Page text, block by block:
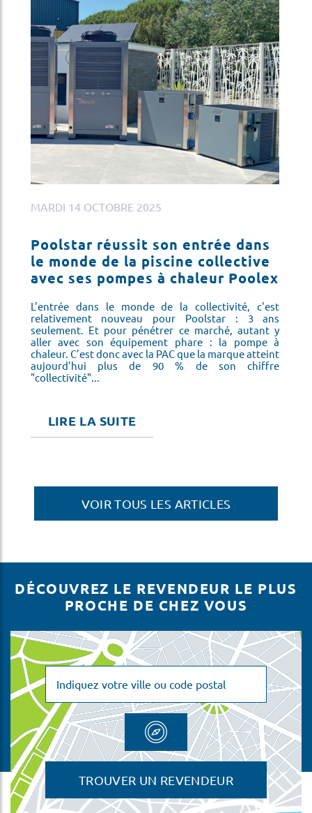
MARDI 14 OCTOBRE 2025
Poolstar réussit son entrée dans
le monde de la piscine collective
avec ses pompes à chaleur Poolex
L'entrée dans le monde de la collectivité, c'est
relativement nouveau pour Poolstar : 3 ans
seulement. Et pour pénétrer ce marché, autant y
aller avec son équipement phare : la pompe à
chaleur. C'est donc avec la PAC que la marque atteint
aujourd'hui plus de 90 % de son chiffre
"collectivité"...
LIRE LA SUITE
VOIR TOUS LES ARTICLES
DÉCOUVREZ LE REVENDEUR LE PLUS
PROCHE DE CHEZ VOUS
TROUVER UN REVENDEUR